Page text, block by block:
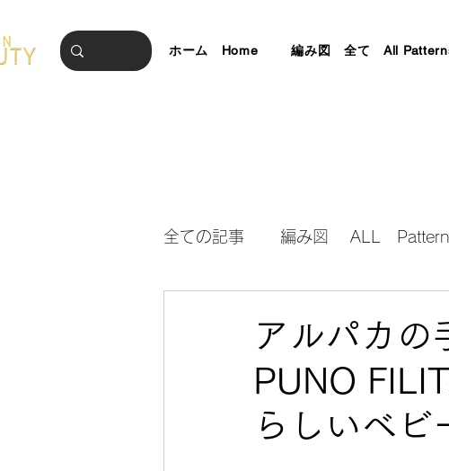
ホーム Home 編み図 全て All
全ての記事 編み図 ALL
編み図春夏小物 SS Accessories
アルパカ
PUNO
らしいベビ